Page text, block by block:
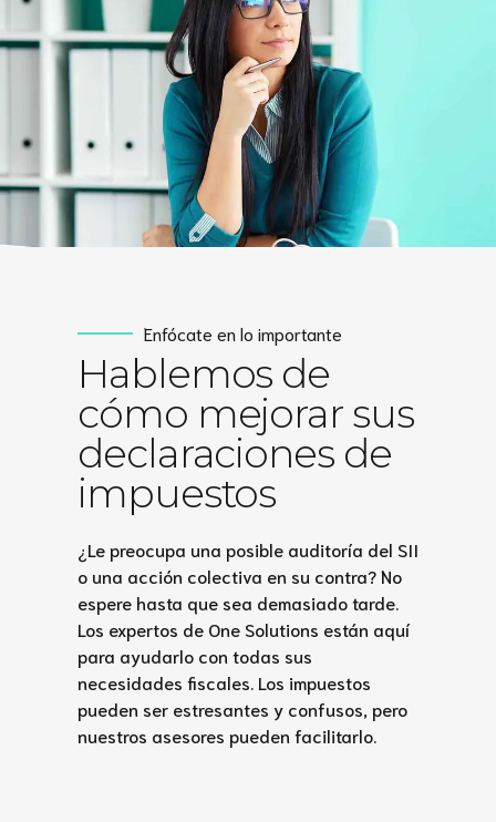
Enfócate en lo importante
Hablemos de
cómo mejorar sus
declaraciones de
impuestos
¿Le preocupa una posible auditoría del SII
o una acción colectiva en su contra? No
espere hasta que sea demasiado tarde.
Los expertos de One Solutions están aquí
para ayudarlo con todas sus
necesidades fiscales. Los impuestos
pueden ser estresantes y confusos, pero
nuestros asesores pueden facilitarlo.